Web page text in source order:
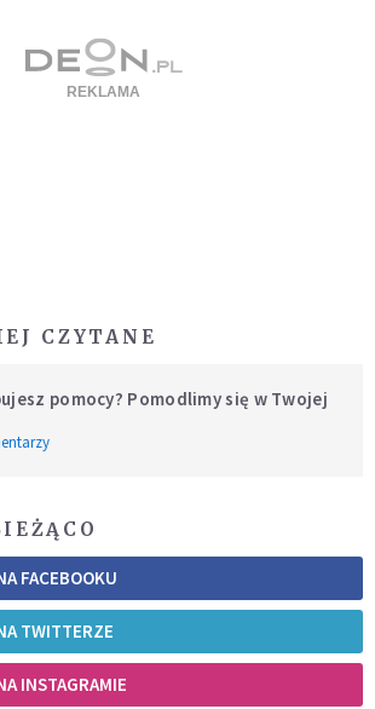
CZYTANE
pomocy? Pomodlimy się w Twojej
FACEBOOKU
TWITTERZE
INSTAGRAMIE